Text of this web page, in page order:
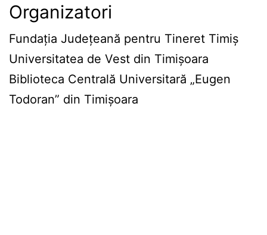
Organizatori
Fundația Județeană pentru Tineret Timiș
Universitatea de Vest din Timișoara
Biblioteca Centrală Universitară „Eugen
Todoran” din Timișoara